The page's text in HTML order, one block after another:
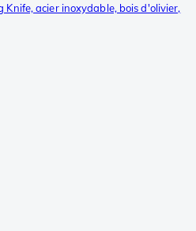
acier inoxydable, bois d'olivier,